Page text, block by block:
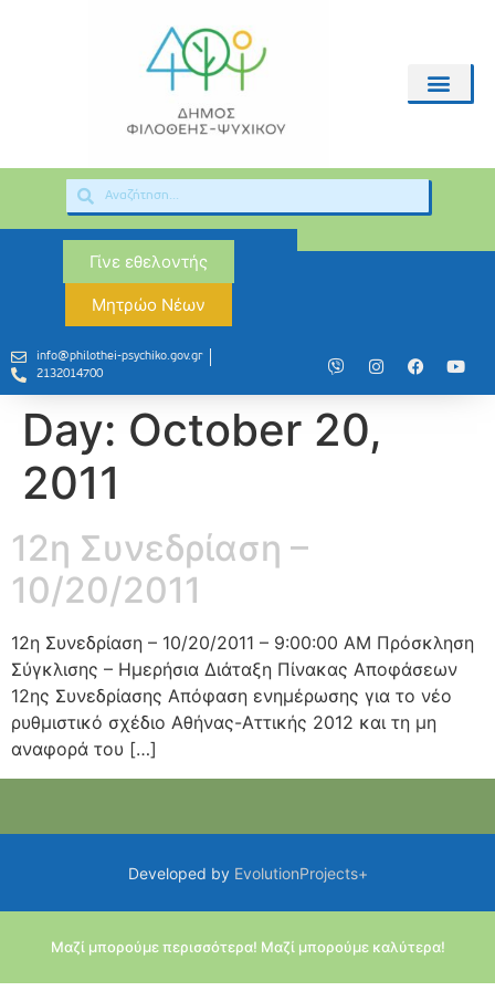
Γίνε εθελοντής
Μητρώο Νέων
info@philothei-psychiko.gov.gr
2132014700
Day: October 20,
2011
12η Συνεδρίαση –
10/20/2011
12η Συνεδρίαση – 10/20/2011 – 9:00:00 AM Πρόσκληση
Σύγκλισης – Ημερήσια Διάταξη Πίνακας Αποφάσεων
12ης Συνεδρίασης Απόφαση ενημέρωσης για το νέο
ρυθμιστικό σχέδιο Αθήνας-Αττικής 2012 και τη μη
αναφορά του […]
Developed by EvolutionProjects+
Μαζί μπορούμε περισσότερα! Μαζί μπορούμε καλύτερα!